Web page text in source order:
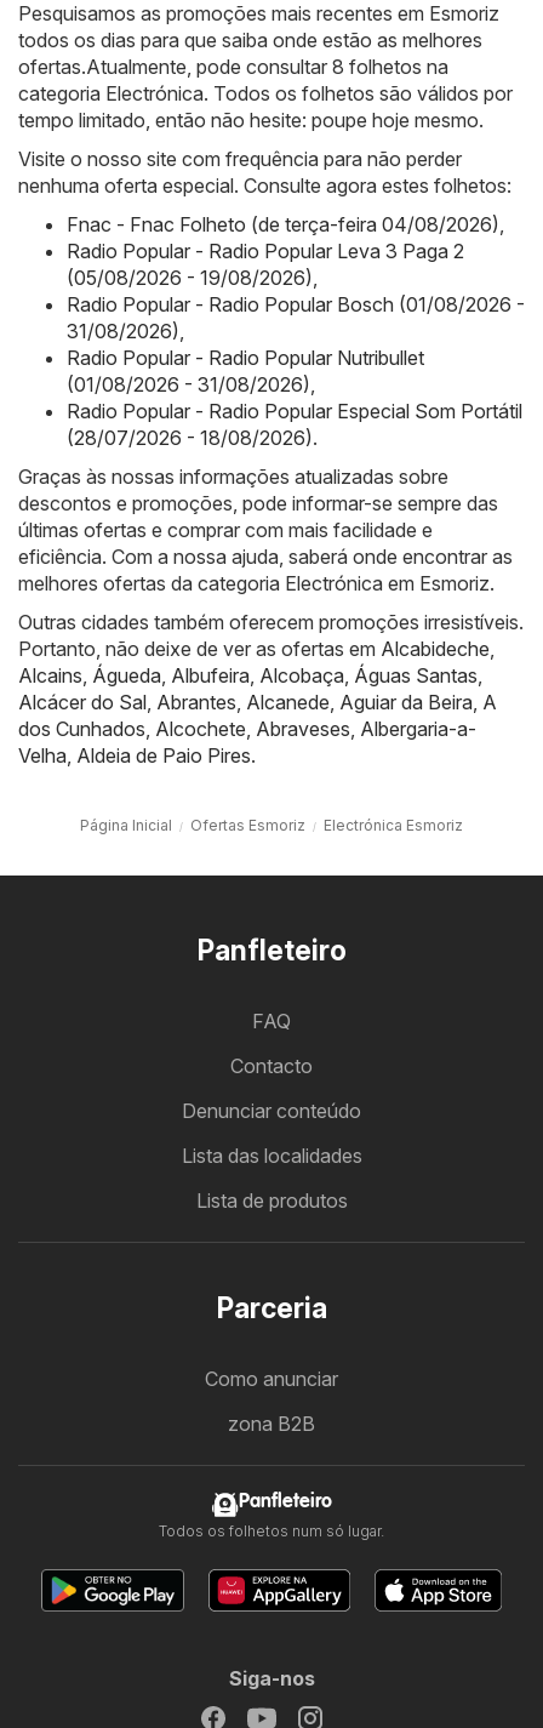
Pesquisamos as promoções mais recentes em Esmoriz
todos os dias para que saiba onde estão as melhores
ofertas.Atualmente, pode consultar 8 folhetos na
categoria Electrónica. Todos os folhetos são válidos por
tempo limitado, então não hesite: poupe hoje mesmo.
Visite o nosso site com frequência para não perder
nenhuma oferta especial. Consulte agora estes folhetos:
Fnac - Fnac Folheto (de terça-feira 04/08/2026),
Radio Popular - Radio Popular Leva 3 Paga 2
(05/08/2026 - 19/08/2026),
Radio Popular - Radio Popular Bosch (01/08/2026 -
31/08/2026),
Radio Popular - Radio Popular Nutribullet
(01/08/2026 - 31/08/2026),
Radio Popular - Radio Popular Especial Som Portátil
(28/07/2026 - 18/08/2026).
Graças às nossas informações atualizadas sobre
descontos e promoções, pode informar-se sempre das
últimas ofertas e comprar com mais facilidade e
eficiência. Com a nossa ajuda, saberá onde encontrar as
melhores ofertas da categoria Electrónica em Esmoriz.
Outras cidades também oferecem promoções irresistíveis.
Portanto, não deixe de ver as ofertas em Alcabideche,
Alcains, Águeda, Albufeira, Alcobaça, Águas Santas,
Alcácer do Sal, Abrantes, Alcanede, Aguiar da Beira, A
dos Cunhados, Alcochete, Abraveses, Albergaria-a-
Velha, Aldeia de Paio Pires.
Página Inicial Ofertas Esmoriz Electrónica Esmoriz
Panfleteiro
FAQ
Contacto
Denunciar conteúdo
Lista das localidades
Lista de produtos
Parceria
Como anunciar
zona B2B
Panfleteiro
Todos os folhetos num só lugar.
Siga-nos